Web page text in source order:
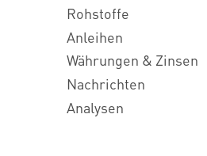
Rohstoffe
Anleihen
Währungen & Zinsen
Nachrichten
Analysen